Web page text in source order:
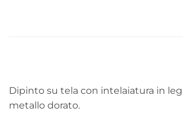
Dipinto su tela con intelaiatura in
metallo dorato.